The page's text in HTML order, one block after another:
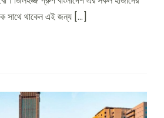
দিয়ে
তাওয়াফ
সাথে থাকেন এই জন্য […]